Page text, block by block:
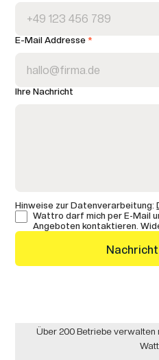
E-Mail Addresse*
Ihre Nachricht
Hinweise zur Datenverarbeitung:
Wattro darf mich per E-Mail
Angeboten kontaktieren.
Über 200 Betriebe